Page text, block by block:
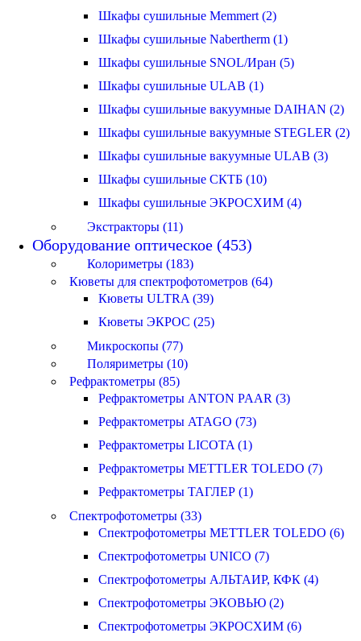
Шкафы сушильные Memmert (2)
Шкафы сушильные Nabertherm (1)
Шкафы сушильные SNOL/Иран (5)
Шкафы сушильные ULAB (1)
Шкафы сушильные вакуумные DAIHAN (2)
Шкафы сушильные вакуумные STEGLER (2)
Шкафы сушильные вакуумные ULAB (3)
Шкафы сушильные СКТБ (10)
Шкафы сушильные ЭКРОСХИМ (4)
Экстракторы (11)
Оборудование оптическое (453)
Колориметры (183)
Кюветы для спектрофотометров (64)
Кюветы ULTRA (39)
Кюветы ЭКРОС (25)
Микроскопы (77)
Поляриметры (10)
Рефрактометры (85)
Рефрактометры ANTON PAAR (3)
Рефрактометры ATAGO (73)
Рефрактометры LICOTA (1)
Рефрактометры METTLER TOLEDO (7)
Рефрактометры ТАГЛЕР (1)
Спектрофотометры (33)
Спектрофотометры METTLER TOLEDO (6)
Спектрофотометры UNICO (7)
Спектрофотометры АЛЬТАИР, КФК (4)
Спектрофотометры ЭКОВЬЮ (2)
Спектрофотометры ЭКРОСХИМ (6)